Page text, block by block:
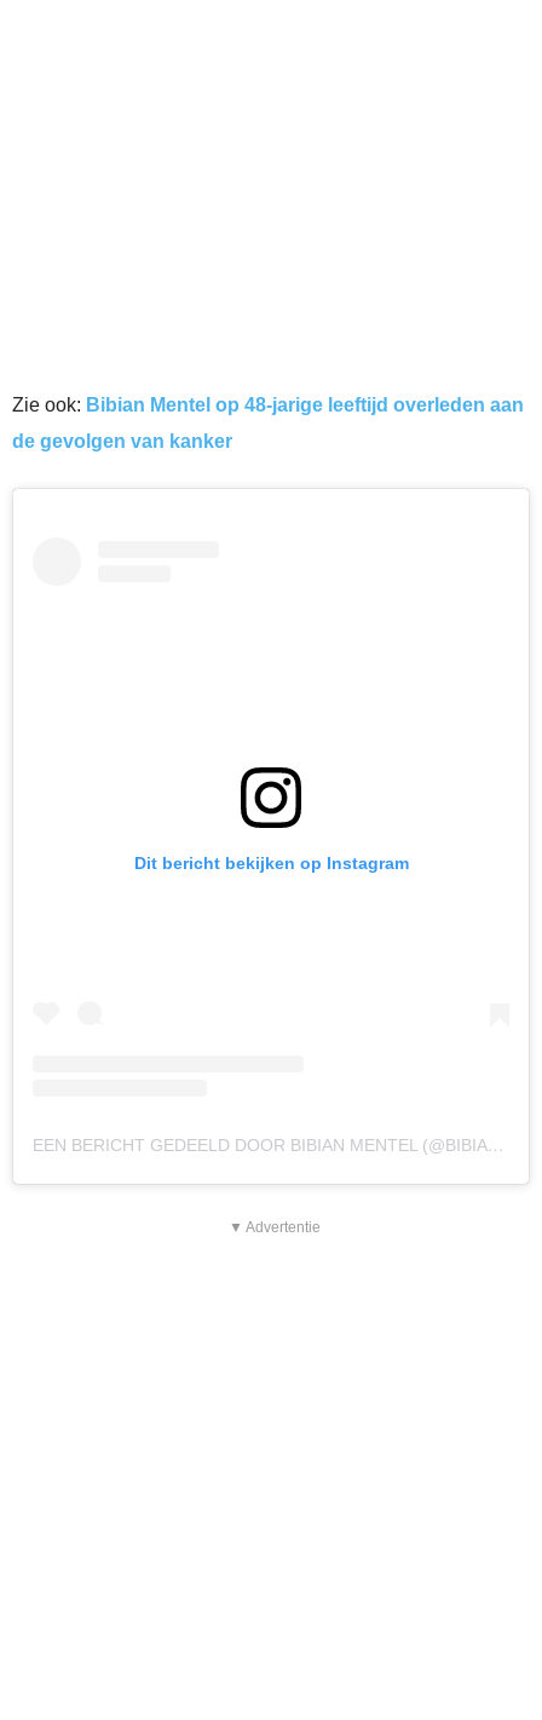
Zie ook: Bibian Mentel op 48-jarige leeftijd overleden aan
de gevolgen van kanker
Dit bericht bekijken op Instagram
EEN BERICHT GEDEELD DOOR BIBIAN MENTEL (@BIBIANMENTEL)
▼ Advertentie